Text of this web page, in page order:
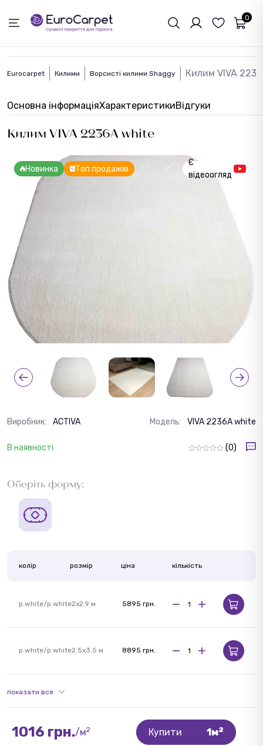
0
Eurocarpet Килими Ворсисті килими Shaggy Килим VIVA
Основна інформаціяХарактеристикиВідгуки
Килим VIVA 2236A white
Новинка Топ продажів
Є
відеоогляд
Виробник: ACTIVA Модель: VIVA 2236A white
В наявності (0)
Оберіть форму:
колір розмір ціна кількість
p.white/p.white2x2.9 м 5895 грн.
p.white/p.white2.5x3.5 м 8895 грн.
показати все
1016 грн./м2 Купити 1м2
ЗВОРОТНІЙ ЗВЯЗОК